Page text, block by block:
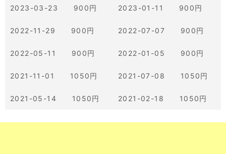
2023-03-23 900円 2023-01-11 900円
2022-11-29 900円 2022-07-07 900円
2022-05-11 900円 2022-01-05 900円
2021-11-01 1050円 2021-07-08 1050円
2021-05-14 1050円 2021-02-18 1050円